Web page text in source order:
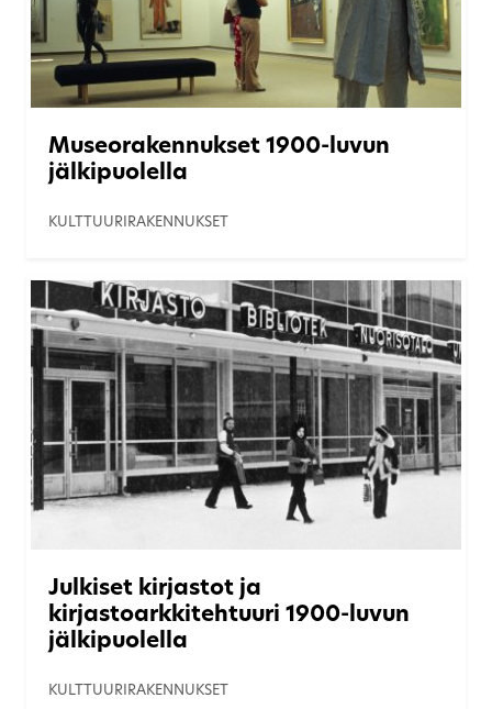
Museorakennukset 1900-luvun
jälkipuolella
KULTTUURIRAKENNUKSET
Julkiset kirjastot ja
kirjastoarkkitehtuuri 1900-luvun
jälkipuolella
KULTTUURIRAKENNUKSET